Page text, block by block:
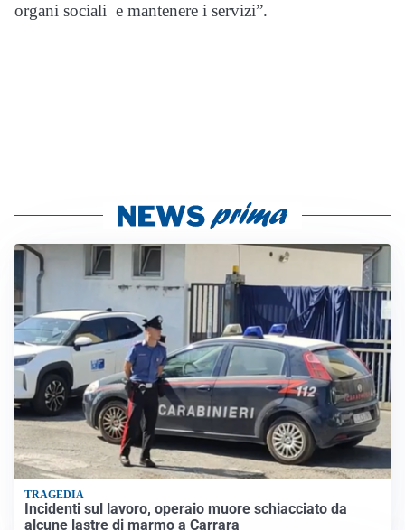
organi sociali e mantenere i servizi”.
TRAGEDIA
Incidenti sul lavoro, operaio muore schiacciato da
alcune lastre di marmo a Carrara